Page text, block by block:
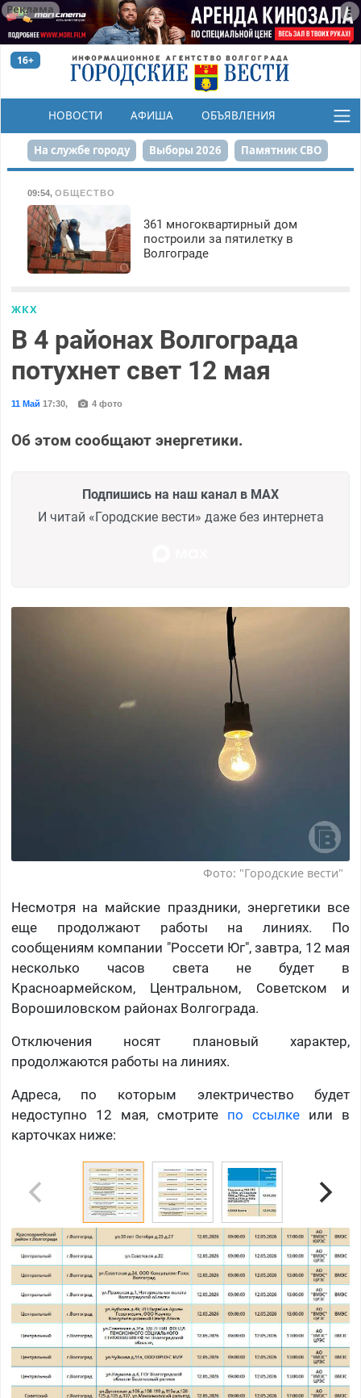
Реклама
16+
НОВОСТИ АФИША ОБЪЯВЛЕНИЯ
КОНКУРСЫ
На службе городу Выборы 2026 Памятник СВО
Набережная День Победы Реконструкция ЦПКиО
80-летие Победы Парк Героев-летчиков
09:54, ОБЩЕСТВО
361 многоквартирный дом
построили за пятилетку в
Волгограде
ЖКХ
В 4 районах Волгограда
потухнет свет 12 мая
11 Май 17:30, 4 фото
Об этом сообщают энергетики.
Подпишись на наш канал в MAX
И читай «Городские вести» даже без интернета
Фото: "Городские вести"
Несмотря на майские праздники, энергетики все
еще продолжают работы на линиях. По
сообщениям компании "Россети Юг", завтра, 12 мая
несколько часов света не будет в
Красноармейском, Центральном, Советском и
Ворошиловском районах Волгограда.
Отключения носят плановый характер,
продолжаются работы на линиях.
Адреса, по которым электричество будет
недоступно 12 мая, смотрите по ссылке или в
карточках ниже: